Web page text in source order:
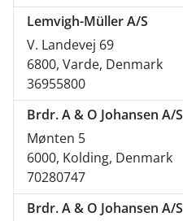
Lemvigh-Müller A/S
V. Landevej 69
6800, Varde, Denmark
36955800
Brdr. A & O Johansen A/
Mønten 5
6000, Kolding, Denmark
70280747
Brdr. A & O Johansen A/